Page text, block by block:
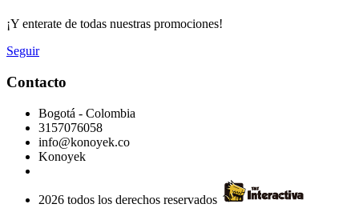
¡Y enterate de todas nuestras promociones!
Seguir
Contacto
Bogotá - Colombia
3157076058
info@konoyek.co
Konoyek
2026 todos los derechos reservados